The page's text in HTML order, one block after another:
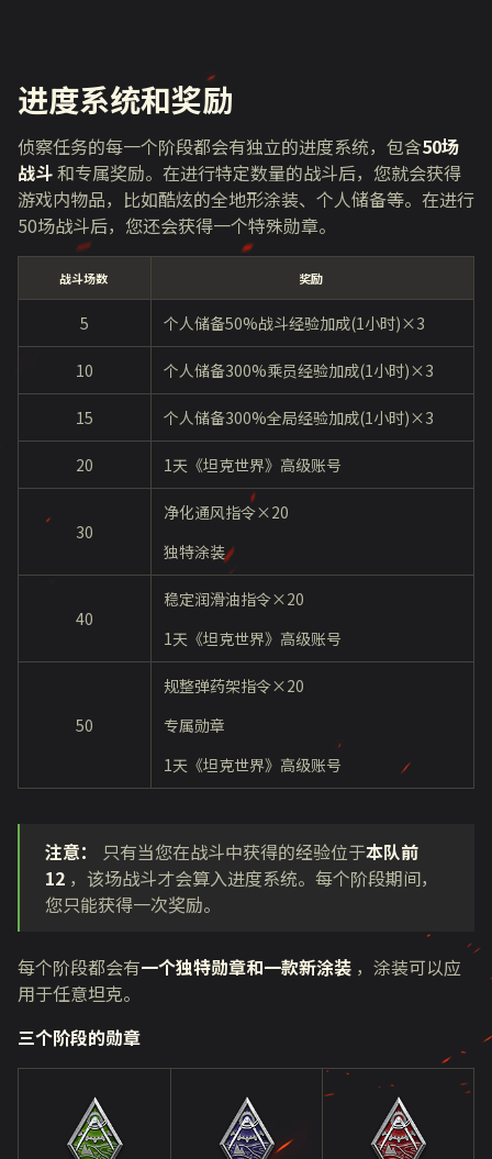
进度系统和奖励
侦察任务的每一个阶段都会有独立的进度系统，包含50场
战斗和专属奖励。在进行特定数量的战斗后，您就会获得
游戏内物品，比如酷炫的全地形涂装、个人储备等。在进行
50场战斗后，您还会获得一个特殊勋章。
战斗场数 奖励
5 个人储备50%战斗经验加成(1小时)×3
10 个人储备300%乘员经验加成(1小时)×3
15 个人储备300%全局经验加成(1小时)×3
20 1天《坦克世界》高级账号
30
净化通风指令×20
独特涂装
40
稳定润滑油指令×20
1天《坦克世界》高级账号
50
规整弹药架指令×20
专属勋章
1天《坦克世界》高级账号
注意： 只有当您在战斗中获得的经验位于本队前
12 ，该场战斗才会算入进度系统。每个阶段期间，
您只能获得一次奖励。
每个阶段都会有一个独特勋章和一款新涂装 ，涂装可以应
用于任意坦克。
三个阶段的勋章